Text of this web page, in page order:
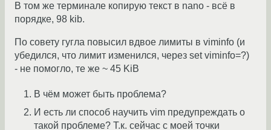
В том же терминале копирую текст в nano - всё в
порядке, 98 kib.
По совету гугла повысил вдвое лимиты в viminfo (и
убедился, что лимит изменился, через set viminfo=?)
- не помогло, те же ~ 45 KiB
В чём может быть проблема?
И есть ли способ научить vim предупреждать о
такой проблеме? Т.к. сейчас с моей точки